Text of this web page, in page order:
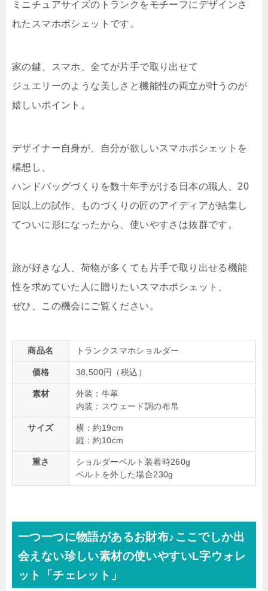
ミニチュアサイズのトランクをモチーフにデザインさ
れたスマホポシェットです。
家の鍵、スマホ、全てが片手で取り出せて
ジュエリーのような美しさと機能性の両立が叶うのが
嬉しいポイント。
デザイナー自身が、自分が欲しいスマホポシェットを
構想し、
ハンドバッグづくりを数十年手がける日本の職人、20
回以上の試作、ものづくりの匠のアイディアが結集し
てついに形になったから、使いやすさは抜群です。
旅が好きな人、荷物が多くても片手で取り出せる機能
性を求めていた人に贈りたいスマホポシェット、
ぜひ、この機会にご覧ください。
商品名 トランクスマホショルダー
価格 38,500円（税込）
素材
外装：牛革
内装：スウェード調の布帛
サイズ
横：約19cm
縦：約10cm
重さ
ショルダーベルト装着時260g
ベルトを外した場合230g
一つ一つに物語があるお財布♪ここでしか出
会えない珍しい素材の使いやすいL字ウォレ
ット「チェレット」